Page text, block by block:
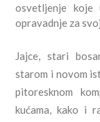
osvetljenje
opravadnje za
Jajce, stari
starom i novom
pitoresknom
kućama, kako i